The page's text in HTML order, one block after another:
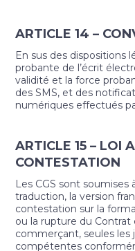
ARTICLE 14 –
En sus des dispositions
probante de l’écrit
validité et la force
des SMS, et des
numériques effectués
ARTICLE 15 – LOI
CONTESTATION
Les CGS sont soumises
traduction, la version
contestation sur la
ou la rupture du Contrat
commerçant, seules les
compétentes